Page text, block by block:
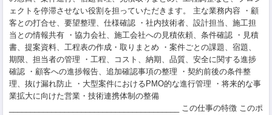
ェクトを停滞させない役割を担っていただきます。 主な業務内容 ・顧
客との打合せ、要望整理、仕様確認 ・社内技術者、設計担当、施工担
当との情報共有 ・協力会社、施工会社への見積依頼、条件確認 ・見積
書、提案資料、工程表の作成・取りまとめ ・案件ごとの課題、宿題、
期限、担当者の管理 ・工程、コスト、納期、品質、安全に関する進捗
確認 ・顧客への進捗報告、追加確認事項の整理 ・契約前後の条件整
理、抜け漏れ防止 ・大型案件におけるPMO的な進行管理 ・将来的な事
業拡大に向けた営業・技術連携体制の整備
________________________________________ この仕事の特徴 このポ